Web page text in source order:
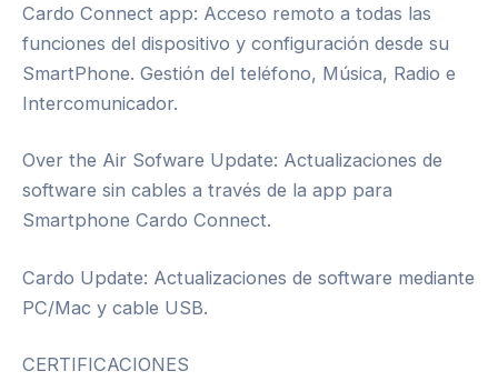
Cardo Connect app: Acceso remoto a todas las
funciones del dispositivo y configuración desde su
SmartPhone. Gestión del teléfono, Música, Radio e
Intercomunicador.
Over the Air Sofware Update: Actualizaciones de
software sin cables a través de la app para
Smartphone Cardo Connect.
Cardo Update: Actualizaciones de software mediante
PC/Mac y cable USB.
CERTIFICACIONES